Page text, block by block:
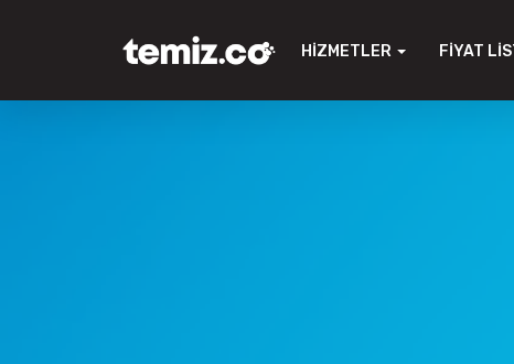
HIZMETLER FIYAT